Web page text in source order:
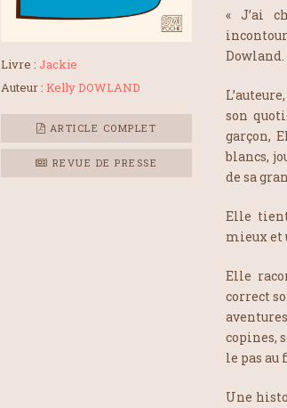
Livre : Jackie
Auteur : Kelly DOWLAND
ARTICLE COMPLET
REVUE DE PRESSE
« J’ai
Dowland.
son
garçon,
blancs,
de sa
Elle
mieux et
Elle
correct
copines,
le pas au
Une